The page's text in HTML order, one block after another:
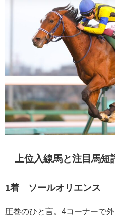
上位入線馬と注目馬短
1着 ソールオリエンス
圧巻のひと言。4コーナーで